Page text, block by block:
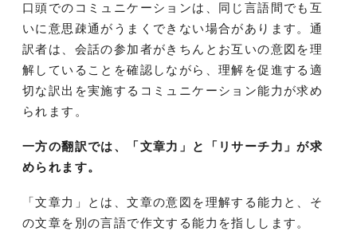
口頭でのコミュニケーションは、同じ言語間でも互
いに意思疎通がうまくできない場合があります。通
訳者は、会話の参加者がきちんとお互いの意図を理
解していることを確認しながら、理解を促進する適
切な訳出を実施するコミュニケーション能力が求め
られます。
一方の翻訳では、「文章力」と「リサーチ力」が求
められます。
「文章力」とは、文章の意図を理解する能力と、そ
の文章を別の言語で作文する能力を指しします。